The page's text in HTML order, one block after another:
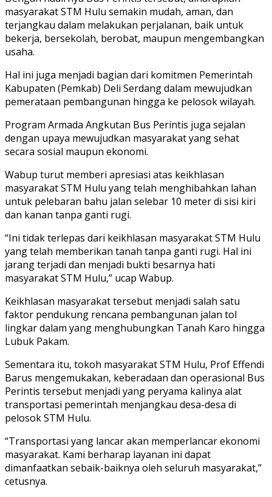
masyarakat STM Hulu semakin mudah, aman, dan
terjangkau dalam melakukan perjalanan, baik untuk
bekerja, bersekolah, berobat, maupun mengembangkan
usaha.
Hal ini juga menjadi bagian dari komitmen Pemerintah
Kabupaten (Pemkab) Deli Serdang dalam mewujudkan
pemerataan pembangunan hingga ke pelosok wilayah.
Program Armada Angkutan Bus Perintis juga sejalan
dengan upaya mewujudkan masyarakat yang sehat
secara sosial maupun ekonomi.
Wabup turut memberi apresiasi atas keikhlasan
masyarakat STM Hulu yang telah menghibahkan lahan
untuk pelebaran bahu jalan selebar 10 meter di sisi kiri
dan kanan tanpa ganti rugi.
“Ini tidak terlepas dari keikhlasan masyarakat STM Hulu
yang telah memberikan tanah tanpa ganti rugi. Hal ini
jarang terjadi dan menjadi bukti besarnya hati
masyarakat STM Hulu,” ucap Wabup.
Keikhlasan masyarakat tersebut menjadi salah satu
faktor pendukung rencana pembangunan jalan tol
lingkar dalam yang menghubungkan Tanah Karo hingga
Lubuk Pakam.
Sementara itu, tokoh masyarakat STM Hulu, Prof Effendi
Barus mengemukakan, keberadaan dan operasional Bus
Perintis tersebut menjadi yang peryama kalinya alat
transportasi pemerintah menjangkau desa-desa di
pelosok STM Hulu.
“Transportasi yang lancar akan memperlancar ekonomi
masyarakat. Kami berharap layanan ini dapat
dimanfaatkan sebaik-baiknya oleh seluruh masyarakat,”
cetusnya.